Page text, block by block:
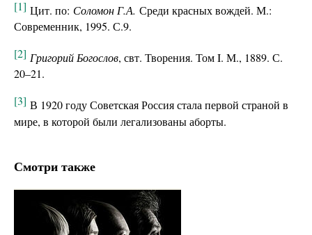
[1] Цит. по: Соломон Г.А. Среди красных вождей. М.:
Современник, 1995. С.9.
[2] Григорий Богослов, свт. Творения. Том I. М., 1889. С.
20–21.
[3] В 1920 году Советская Россия стала первой страной в
мире, в которой были легализованы аборты.
Смотри также